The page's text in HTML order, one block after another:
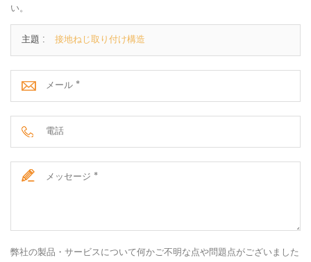
い。
主題 : 接地ねじ取り付け構造
弊社の製品・サービスについて何かご不明な点や問題点がございました